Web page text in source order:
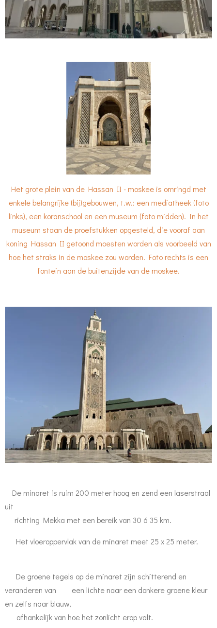
Het grote plein van de Hassan II - moskee is omringd met
enkele belangrijke (bij)gebouwen, t.w.: een mediatheek (foto
links), een koranschool en een museum (foto midden). In het
museum staan de proefstukken opgesteld, die vooraf aan
koning Hassan II getoond moesten worden als voorbeeld van
hoe het straks in de moskee zou worden. Foto rechts is een
fontein aan de buitenzijde van de moskee.
De minaret is ruim 200 meter hoog en zend een laserstraal
uit
richting Mekka met een bereik van 30 á 35 km.
Het vloeroppervlak van de minaret meet 25 x 25 meter.
De groene tegels op de minaret zijn schitterend en
veranderen van een lichte naar een donkere groene kleur
en zelfs naar blauw,
afhankelijk van hoe het zonlicht erop valt.